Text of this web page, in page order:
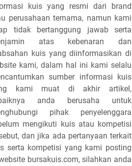
kuis yang resmi dari brand
perusahaan ternama, namun kami
tidak bertanggung jawab serta
atas kebenaran dan
kuis yang diinformasikan di
kami, dalam hal ini kami selalu
sumber informasi kuis
kami muat di akhir artikel,
anda berusaha untuk
pihak penyelenggara
mengikuti kuis atau kompetisi
dan jika ada pertanyaan terkait
serta kompetisi yang kami posting
bursakuis.com, silahkan anda